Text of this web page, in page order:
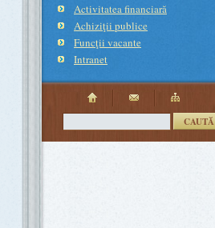
Activitatea financiară
Achiziţii publice
Funcţii vacante
Intranet
CAUTĂ